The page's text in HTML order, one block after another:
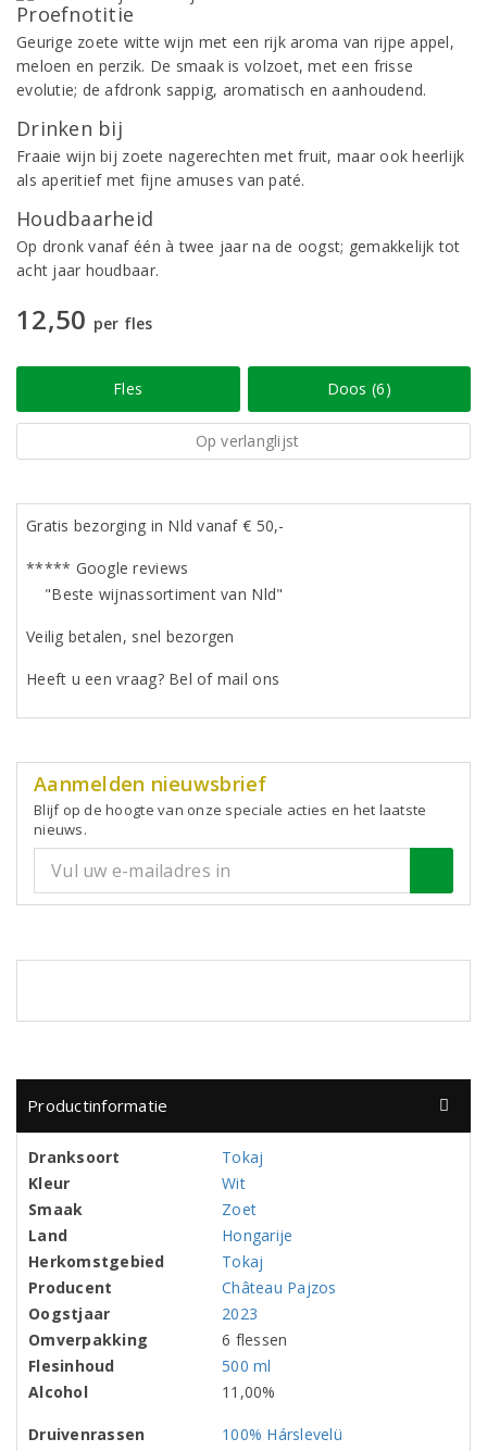
Proefnotitie
Geurige zoete witte wijn met een rijk aroma van rijpe appel,
meloen en perzik. De smaak is volzoet, met een frisse
evolutie; de afdronk sappig, aromatisch en aanhoudend.
Drinken bij
Fraaie wijn bij zoete nagerechten met fruit, maar ook heerlijk
als aperitief met fijne amuses van paté.
Houdbaarheid
Op dronk vanaf één à twee jaar na de oogst; gemakkelijk tot
acht jaar houdbaar.
12,50 per fles
Fles Doos (6)
Op verlanglijst
Gratis bezorging in Nld vanaf € 50,-
***** Google reviews
"Beste wijnassortiment van Nld"
Veilig betalen, snel bezorgen
Heeft u een vraag? Bel of mail ons
Aanmelden nieuwsbrief
Blijf op de hoogte van onze speciale acties en het laatste
nieuws.
Productinformatie
Dranksoort
Tokaj
Kleur
Wit
Smaak
Zoet
Land
Hongarije
Herkomstgebied
Tokaj
Producent
Château Pajzos
Oogstjaar
2023
Omverpakking
6 flessen
Flesinhoud
500 ml
Alcohol
11,00%
Druivenrassen
100% Hárslevelü